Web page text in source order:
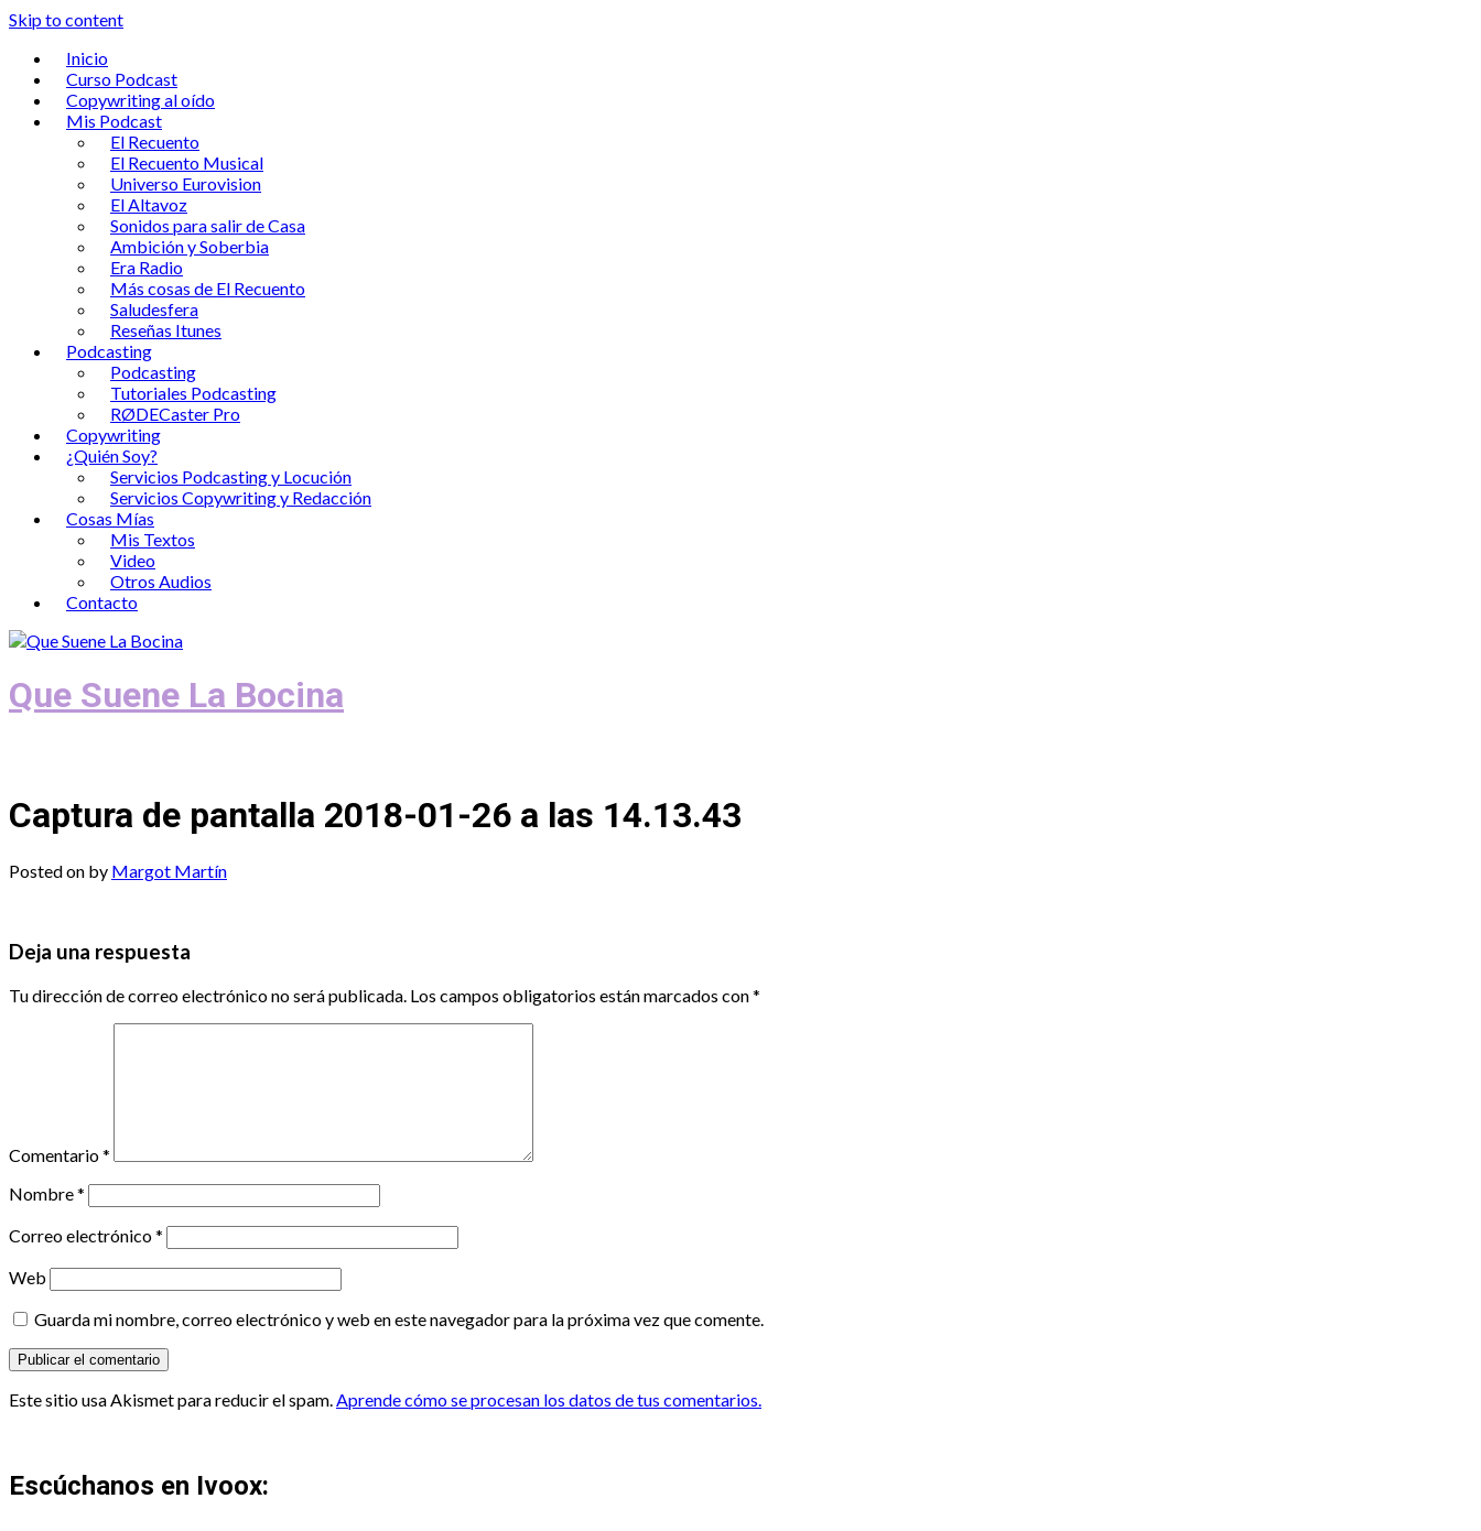
Skip to content
Inicio
Curso Podcast
Copywriting al oído
Mis Podcast
El Recuento
El Recuento Musical
Universo Eurovision
El Altavoz
Sonidos para salir de Casa
Ambición y Soberbia
Era Radio
Más cosas de El Recuento
Saludesfera
Reseñas Itunes
Podcasting
Podcasting
Tutoriales Podcasting
RØDECaster Pro
Copywriting
¿Quién Soy?
Servicios Podcasting y Locución
Servicios Copywriting y Redacción
Cosas Mías
Mis Textos
Video
Otros Audios
Contacto
Que Suene La Bocina
Captura de pantalla 2018-01-26 a las 14.13.43
Posted on by Margot Martín
Deja una respuesta
Tu dirección de correo electrónico no será publicada. Los campos obligatorios están marcados con*
Comentario*
Nombre*
Correo electrónico*
Web
Guarda mi nombre, correo electrónico y web en este navegador para la próxima vez que comente.
Este sitio usa Akismet para reducir el spam.Aprende cómo se procesan los datos de tus comentarios.
Escúchanos en Ivoox: